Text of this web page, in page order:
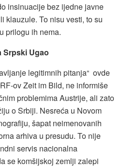
insinuacije bez ijedne javne
klauzule. To nisu vesti, to su
prilogu ih nema.
Srpski Ugao
legitimnih pitanja“ ovde
ov Zeit im Bild, ne informiše
problemima Austrije, ali zato
o Srbiji. Nesreća u Novom
šapat neimenovanih
arhiva u presudu. To nije
servis nacionalna
se komšijskoj zemlji zalepi